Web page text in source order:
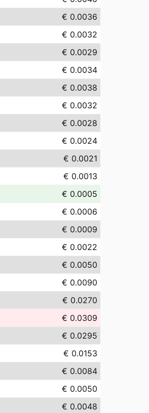
€ 0.0036
€ 0.0032
€ 0.0029
€ 0.0034
€ 0.0038
€ 0.0032
€ 0.0028
€ 0.0024
€ 0.0021
€ 0.0013
€ 0.0005
€ 0.0006
€ 0.0009
€ 0.0022
€ 0.0050
€ 0.0090
€ 0.0270
€ 0.0309
€ 0.0295
€ 0.0153
€ 0.0084
€ 0.0050
€ 0.0048